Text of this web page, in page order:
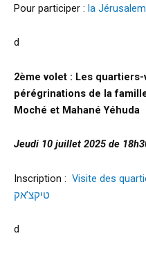
Pour participer :
d
2ème volet : Les
pérégrinations de la
Moché et Mahané Yéhuda
Jeudi 10 juillet 2025 de
Inscription : Visite des
טיקצ’אק
d